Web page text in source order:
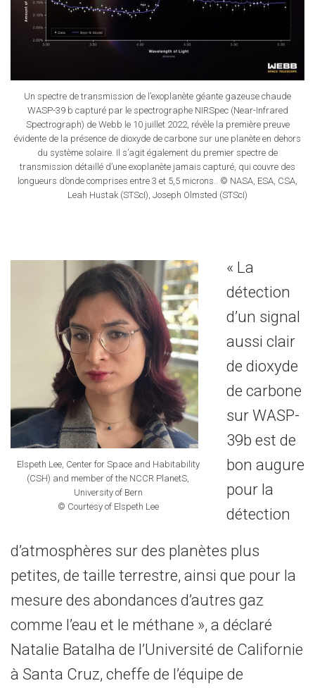
Un spectre de transmission de l’exoplanète géante gazeuse chaude
WASP-39 b capturé par le spectrographe NIRSpec (Near-Infrared
Spectrograph) de Webb le 10 juillet 2022, révèle la première preuve
évidente de la présence de dioxyde de carbone sur une planète en dehors
du système solaire. Il s’agit également du premier spectre de
transmission détaillé d’une exoplanète jamais capturé, qui couvre des
longueurs d’onde comprises entre 3 et 5,5 microns.. © NASA, ESA, CSA,
Leah Hustak (STScI), Joseph Olmsted (STScI)
Elspeth Lee, Center for Space and Habitability
(CSH) and member of the NCCR PlanetS,
University of Bern
© Courtesy of Elspeth Lee
« La
détection
d’un signal
aussi clair
de dioxyde
de carbone
sur WASP-
39b est de
bon augure
pour la
détection
d’atmosphères sur des planètes plus
petites, de taille terrestre, ainsi que pour la
mesure des abondances d’autres gaz
comme l’eau et le méthane », a déclaré
Natalie Batalha de l’Université de Californie
à Santa Cruz, cheffe de l’équipe de